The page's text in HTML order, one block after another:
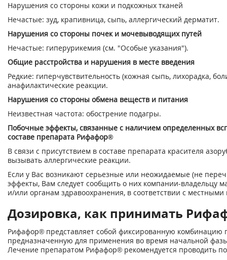
Нарушения со стороны кожи и подкожных тканей
Нечастые: зуд, крапивница, сыпь, аллергический дерматит.
Нарушения со стороны почек и мочевыводящих путей
Нечастые: гиперурикемия (см. "Особые указания").
Общие расстройства и нарушения в месте введения
Редкие: гиперчувствительность (кожная сыпь, лихорадка,
анафилактические реакции.
Нарушения со стороны обмена веществ и питания
Неизвестная частота: обострение подагры.
Побочные эффекты, связанные с наличием определенных
составе препарата Рифафор®
В связи с присутствием в составе препарата красителя
вызывать аллергические реакции.
Если у Вас возникают серьезные или неожидаемые (не
эффекты, Вам следует сообщить о них компании-владельцу
и/или органам здравоохранения, в соответствии с
Дозировка, как принимать
Рифафор® представляет собой фиксированную комбинацию
предназначенную для применения во время начальной
Лечение препаратом Рифафор® рекомендуется проводить